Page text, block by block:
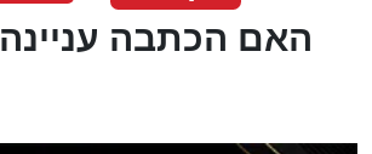
?האם הכתבה